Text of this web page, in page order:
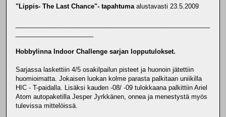
"Lippis- The Last Chance"- tapahtuma alustavasti 23.5.2009
Hobbylinna Indoor Challenge sarjan lopputulokset.
Sarjassa laskettiin 4/5 osakilpailun pisteet ja huonoin jätettiin
huomioimatta. Jokaisen luokan kolme parasta palkitaan uniikilla
HIC - T-paidalla. Lisäksi kauden -08/ -09 tulokkaana palkittiin Ariel
Atom autopaketilla Jesper Jyrkkänen, onnea ja menestystä myös
tulevissa mittelöissä.